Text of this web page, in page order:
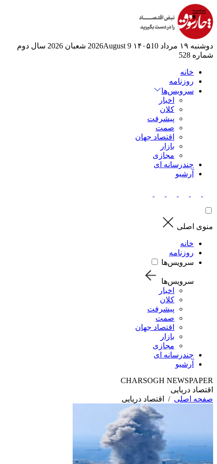
دوشنبه ۱۹ مرداد ۱۴۰۵ 10 2026August 9 شعبان 2026
سال دوم
شماره 528
خانه
روزنامه
سرویس‌ها
اخبار
کلان
پیشرفت
صمت
اقتصاد جهان
بازار
مجازی
چندرسانه ای
آرشیو
منوی اصلی
خانه
روزنامه
سرویس‌ها
سرویس‌ها
اخبار
کلان
پیشرفت
صمت
اقتصاد جهان
بازار
مجازی
چندرسانه ای
آرشیو
CHARSOGH NEWSPAPER
اقتصاد دریایی
صفحه اصلی / اقتصاد دریایی